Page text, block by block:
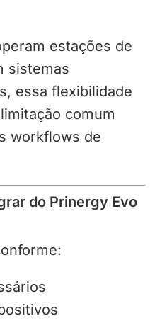
estações de
sistemas
essa flexibilidade
comum
workflows de
do Prinergy Evo